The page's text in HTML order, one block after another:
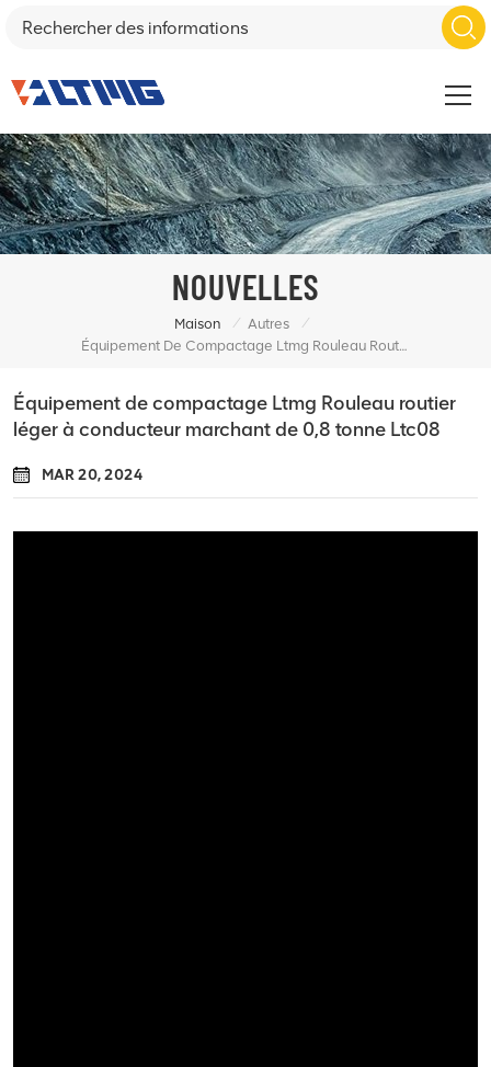
NOUVELLES
Maison / Autres
/
Équipement De Compactage Ltmg Rouleau Routier Léger À Conducteur Marchant De 0,8 Tonne Ltc08
Équipement de compactage Ltmg Rouleau routier
léger à conducteur marchant de 0,8 tonne Ltc08
MAR 20, 2024